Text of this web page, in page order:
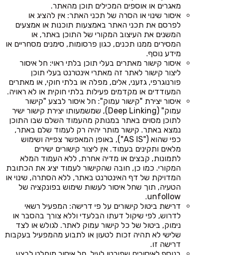
מאגרים או אוספים המכילים תוכן מהאתר.
איסור שינוי או הסרה של תכני האתר: אין להציג או
לפרסם את תכני האתר באמצעות תוכנות או אמצעים
המשנים את העיצוב המקורי של התוכן באתר, או
המסירים ממנו תכנים, כגון פרסומות, סימנים מסחריים או
מידע נוסף.
איסור קישור מאתרים בעלי תוכן בלתי ראוי: חל איסור
ליצור קישור לאתר זה מאתרי אינטרנט בעלי תוכן
פורנוגרפי, גזעני, אלים, מפלה או בלתי חוקי, או מאתרים
המעודדים או מקדמים פעילות בלתי חוקית או לא ראויה.
איסור יצירת "קישור עמוק": חל איסור לבצע "קישור
עמוק" (Deep Linking), שמשמעותו יצירת קישור ישיר
לתוכן מסוים באתר במנותק מהעמוד השלם שבו התוכן
נמצא באתר. קישור מותר יהיה רק לעמוד שלם באתר,
כפי שהוא ("AS IS"), באופן המאפשר צפייה ושימוש
מלאים ותקינים בעמוד. אין ליצור קישורים ישירים
לתמונות, קבצים או מדיה אחרת, ללא העמוד המלא
המקורי. כמו כן, חובה שהקישור לעמוד יציג את הכתובת
המדויקת של דף האינטרנט באתר, ללא הסתרה, שינוי או
הטעיה, תוך שחל איסור לעשות שימוש בפונקציה של
unfollow.
דרישת ביטול קישורים על פי דרישה: המפעיל רשאי
לדרוש, לפי שיקול דעתו הבלעדי וללא צורך בהסבר או
נימוק, ביטול של כל קישור עמוק לאתר. לגולש או לצד
שלישי לא תהיה זכות לטעון או לתבוע מהמפעיל בעקבות
דרישה זו.